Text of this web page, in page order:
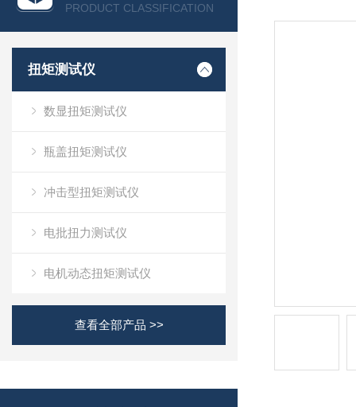
PRODUCT CLASSIFICATION
扭矩测试仪
数显扭矩测试仪
瓶盖扭矩测试仪
冲击型扭矩测试仪
电批扭力测试仪
电机动态扭矩测试仪
查看全部产品 >>